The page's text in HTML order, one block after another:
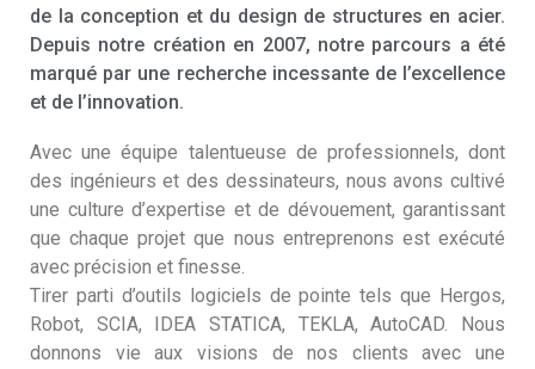
de la conception et du design de structures en acier.
Depuis notre création en 2007, notre parcours a été
marqué par une recherche incessante de l’excellence
et de l’innovation.
Avec une équipe talentueuse de professionnels, dont
des ingénieurs et des dessinateurs, nous avons cultivé
une culture d’expertise et de dévouement, garantissant
que chaque projet que nous entreprenons est exécuté
avec précision et finesse.
Tirer parti d’outils logiciels de pointe tels que Hergos,
Robot, SCIA, IDEA STATICA, TEKLA, AutoCAD. Nous
donnons vie aux visions de nos clients avec une